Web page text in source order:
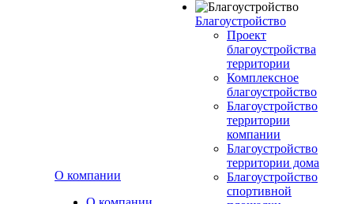
О компании
Благоустройство
Проект
благоустройства
территории
Комплексное
благоустройство
Благоустройство
территории
компании
Благоустройство
территории дома
Благоустройство
спортивной